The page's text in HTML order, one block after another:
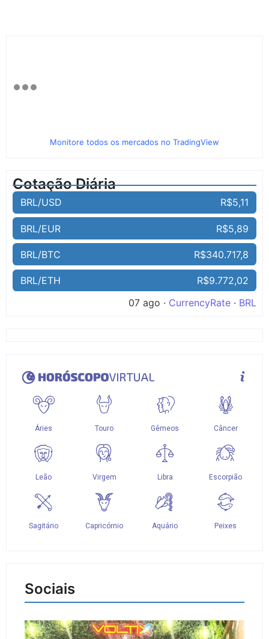
Monitore todos os mercados no TradingView
Cotação Diária
BRL/USD R$5,11
BRL/EUR R$5,89
BRL/BTC R$340.717,8
BRL/ETH
R$9.772,02
07 ago · CurrencyRate · BRL
Sociais